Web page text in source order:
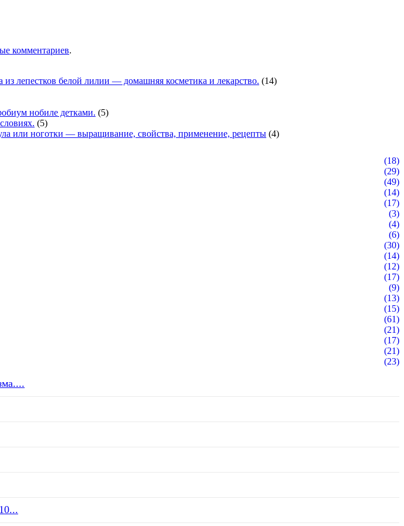
комментариев.
из лепестков белой лилии — домашняя косметика и лекарство. (14)
нобиле детками. (5)
(5)
или ноготки — выращивание, свойства, применение, рецепты (4)
(18)
(29)
(49)
(14)
(17)
(3)
(4)
(6)
(30)
(14)
(12)
(17)
(9)
(13)
(15)
(61)
(21)
(17)
(21)
(23)